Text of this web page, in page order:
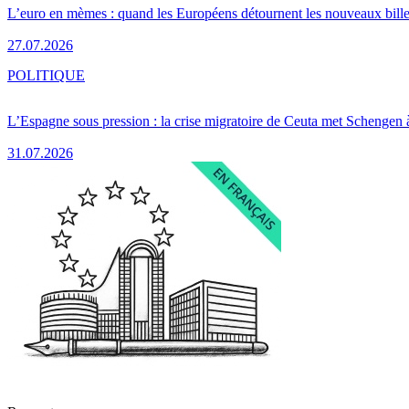
L’euro en mèmes : quand les Européens détournent les nouveaux
27.07.2026
L’Espagne sous pression : la crise migratoire de Ceuta met Schengen
31.07.2026
POLITIQUE